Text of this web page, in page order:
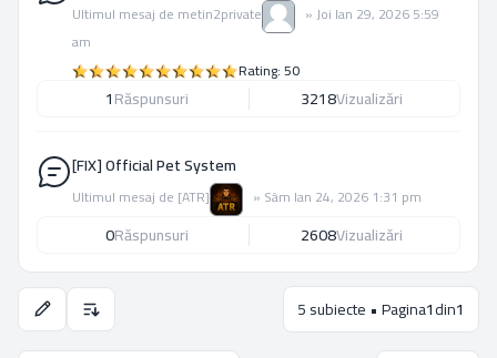
Ultimul mesaj de metin2private » Joi Ian 29, 2026 5:59
am
Rating: 50
1Răspunsuri 3218Vizualizări
[FIX] Official Pet System
Ultimul mesaj de [ATR] » Sâm Ian 24, 2026 1:31 pm
0Răspunsuri 2608Vizualizări
Opţiuni de sortare şi afişare. 5 subiecte • Pagina1din1